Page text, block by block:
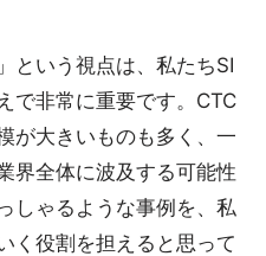
という視点は、私たちSI
で非常に重要です。CTC
が大きいものも多く、一
界全体に波及する可能性
しゃるような事例を、私
く役割を担えると思って